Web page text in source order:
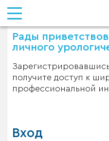
Рады
личного
получите доступ к
профессиональной
Вход